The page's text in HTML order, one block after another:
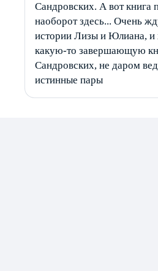
Сандровских. А вот книга
наоборот здесь... Очень
истории Лизы и Юлиана, и
какую-то завершающую
Сандровских, не даром
истинные пары